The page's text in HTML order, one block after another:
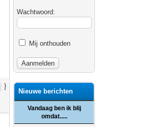
}
Wachtwoord:
Mij onthouden
Nieuwe berichten
Vandaag ben ik blij
omdat.....